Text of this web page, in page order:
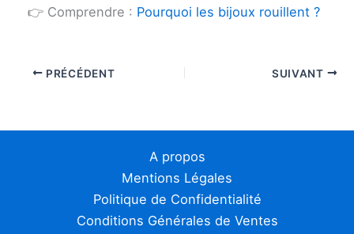
👉 Comprendre : Pourquoi les bijoux rouillent ?
PRÉCÉDENT SUIVANT
A propos
Mentions Légales
Politique de Confidentialité
Conditions Générales de Ventes